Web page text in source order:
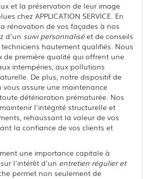
et la préservation de leur image
chez APPLICATION SERVICE. En
rénovation de vos façades à nos
d'un suivi personnaliséet de conseils
hautement qualifiés. Nous
de première qualité qui offrent une
intempéries, aux pollutions
De plus, notre dispositif de
vous assure une maintenance
détérioration prématurée. Nos
l'intégrité structurelle et
rehaussant la valeur de vos
la confiance de vos clients et
une importance capitale à
l'intérêt d'un entretien régulier et
permet non seulement de